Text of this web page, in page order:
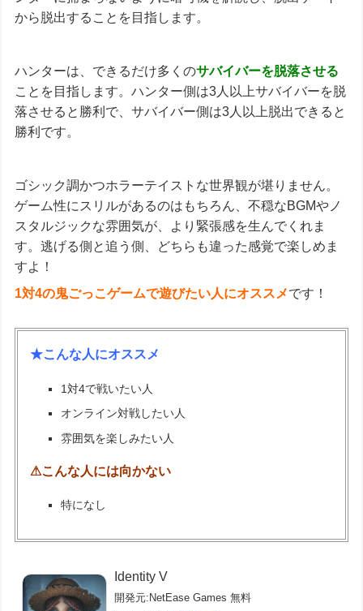
から脱出することを目指します。
ハンターは、できるだけ多くのサバイバーを脱落させる
ことを目指します。ハンター側は3人以上サバイバーを脱
落させると勝利で、サバイバー側は3人以上脱出できると
勝利です。
ゴシック調かつホラーテイストな世界観が堪りません。
ゲーム性にスリルがあるのはもちろん、不穏なBGMやノ
スタルジックな雰囲気が、より緊張感を生んでくれま
す。逃げる側と追う側、どちらも違った感覚で楽しめま
すよ！
1対4の鬼ごっこゲームで遊びたい人にオススメです！
★こんな人にオススメ
1対4で戦いたい人
オンライン対戦したい人
雰囲気を楽しみたい人
⚠こんな人には向かない
特になし
Identity V
開発元: NetEase Games 無料